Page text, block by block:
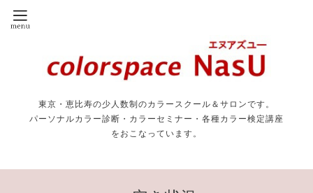
東京・恵比寿の少人数制のカラースクール＆サロンです。
パーソナルカラー診断・カラーセミナー・各種カラー検定講座
をおこなっています。